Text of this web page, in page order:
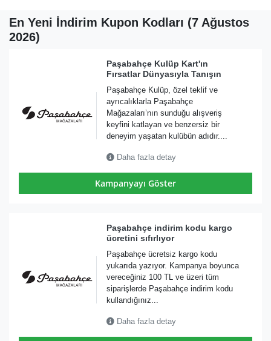
En Yeni İndirim Kupon Kodları (7 Ağustos
2026)
Paşabahçe Kulüp Kart'ın
Fırsatlar Dünyasıyla Tanışın
Paşabahçe Kulüp, özel teklif ve
ayrıcalıklarla Paşabahçe
Mağazaları’nın sunduğu alışveriş
keyfini katlayan ve benzersiz bir
deneyim yaşatan kulübün adıdır....
Daha fazla detay
Kampanyayı Göster
Paşabahçe indirim kodu kargo
ücretini sıfırlıyor
Paşabahçe ücretsiz kargo kodu
yukarıda yazıyor. Kampanya boyunca
vereceğiniz 100 TL ve üzeri tüm
siparişlerde Paşabahçe indirim kodu
kullandığınız...
Daha fazla detay